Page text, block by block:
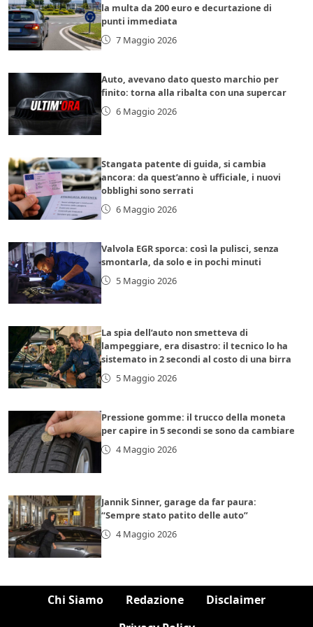
la multa da 200 euro e decurtazione di
punti immediata
7 Maggio 2026
Auto, avevano dato questo marchio per
finito: torna alla ribalta con una supercar
6 Maggio 2026
Stangata patente di guida, si cambia
ancora: da quest’anno è ufficiale, i nuovi
obblighi sono serrati
6 Maggio 2026
Valvola EGR sporca: così la pulisci, senza
smontarla, da solo e in pochi minuti
5 Maggio 2026
La spia dell’auto non smetteva di
lampeggiare, era disastro: il tecnico lo ha
sistemato in 2 secondi al costo di una birra
5 Maggio 2026
Pressione gomme: il trucco della moneta
per capire in 5 secondi se sono da cambiare
4 Maggio 2026
Jannik Sinner, garage da far paura:
“Sempre stato patito delle auto”
4 Maggio 2026
Chi Siamo Redazione
Disclaimer